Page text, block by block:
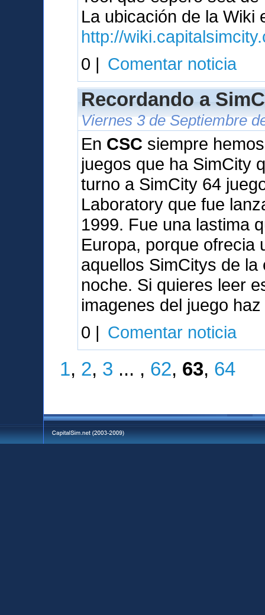
La ubicación de la Wiki
http://
0 | Comentar noticia
Recordando a
Viernes 3 de Septiembre
En CSC siempre
juegos que ha SimCity
turno a SimCity 64
Laboratory que fue
1999. Fue una lastima
Europa, porque ofrecia
aquellos SimCitys de
noche. Si quieres leer
imagenes del juego
0 | Comentar noticia
1, 2, 3 ... , 62, 63, 64